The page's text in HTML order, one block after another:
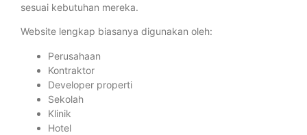
sesuai kebutuhan mereka.
Website lengkap biasanya digunakan oleh:
Perusahaan
Kontraktor
Developer properti
Sekolah
Klinik
Hotel